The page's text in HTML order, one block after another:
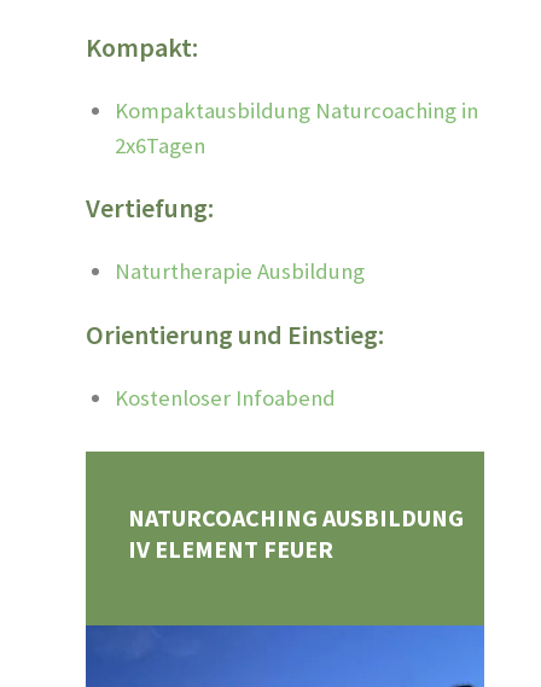
Kompakt:
Kompaktausbildung Naturcoaching in
2x6Tagen
Vertiefung:
Naturtherapie Ausbildung
Orientierung und Einstieg:
Kostenloser Infoabend
NATURCOACHING AUSBILDUNG
IV ELEMENT FEUER